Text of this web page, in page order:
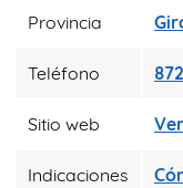
Provincia
Teléfono
Sitio web
Indicaciones